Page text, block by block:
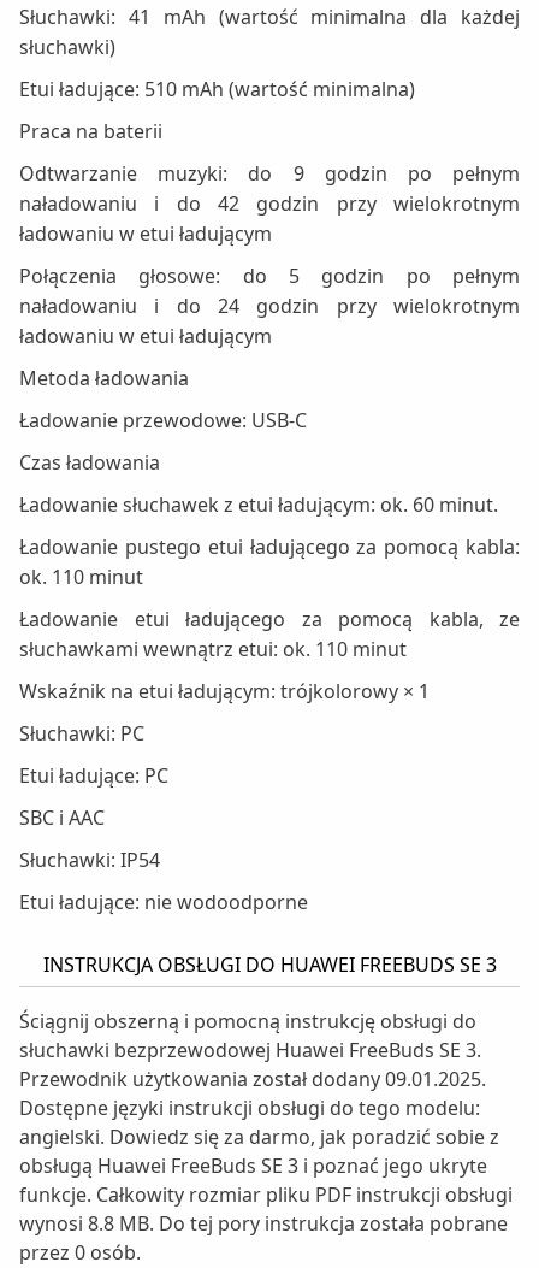
Słuchawki: 41 mAh (wartość minimalna dla każdej
słuchawki)
Etui ładujące: 510 mAh (wartość minimalna)
Praca na baterii
Odtwarzanie muzyki: do 9 godzin po pełnym
naładowaniu i do 42 godzin przy wielokrotnym
ładowaniu w etui ładującym
Połączenia głosowe: do 5 godzin po pełnym
naładowaniu i do 24 godzin przy wielokrotnym
ładowaniu w etui ładującym
Metoda ładowania
Ładowanie przewodowe: USB-C
Czas ładowania
Ładowanie słuchawek z etui ładującym: ok. 60 minut.
Ładowanie pustego etui ładującego za pomocą kabla:
ok. 110 minut
Ładowanie etui ładującego za pomocą kabla, ze
słuchawkami wewnątrz etui: ok. 110 minut
Wskaźnik na etui ładującym: trójkolorowy × 1
Słuchawki: PC
Etui ładujące: PC
SBC i AAC
Słuchawki: IP54
Etui ładujące: nie wodoodporne
INSTRUKCJA OBSŁUGI DO HUAWEI FREEBUDS SE 3
Ściągnij obszerną i pomocną instrukcję obsługi do
słuchawki bezprzewodowej Huawei FreeBuds SE 3.
Przewodnik użytkowania został dodany 09.01.2025.
Dostępne języki instrukcji obsługi do tego modelu:
angielski. Dowiedz się za darmo, jak poradzić sobie z
obsługą Huawei FreeBuds SE 3 i poznać jego ukryte
funkcje. Całkowity rozmiar pliku PDF instrukcji obsługi
wynosi 8.8 MB. Do tej pory instrukcja została pobrane
przez 0 osób.